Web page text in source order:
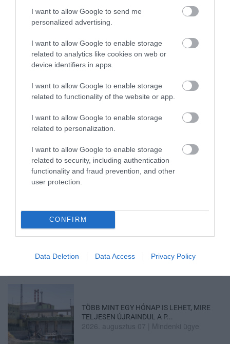
I want to allow Google to send me
personalized advertising.
I want to allow Google to enable storage
related to analytics like cookies on web or
device identifiers in apps.
I want to allow Google to enable storage
related to functionality of the website or app.
I want to allow Google to enable storage
related to personalization.
I want to allow Google to enable storage
related to security, including authentication
functionality and fraud prevention, and other
user protection.
CONFIRM
Data Deletion Data Access Privacy Policy
BAKA ANDRÁST JELÖLI KÖZTÁRSASÁGI
ELNÖKNEK A TISZA
Mindenki ügye
ÚJ MAGYAR KÜLÜGYI STRATÉGIA KÉSZÜL,
TELJES SZAKÍTÁS JÖN A...
2026. augusztus 08|Mindenki ügye
TATA ELBŰVÖLŐ LÁTVÁNYOSSÁGAI,
AMIKÉRT ÉRDEMES MEGNÉZNI
TÖBB MINT EGY HÓNAP IS LEHET, MIRE
TELJESEN ÚJRAINDUL A P...
2026. augusztus 07 Mindenki ügye